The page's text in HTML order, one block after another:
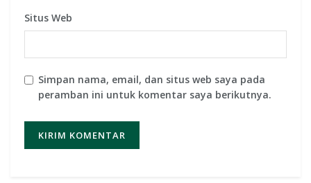
Situs Web
Simpan nama, email, dan situs web saya pada
peramban ini untuk komentar saya berikutnya.